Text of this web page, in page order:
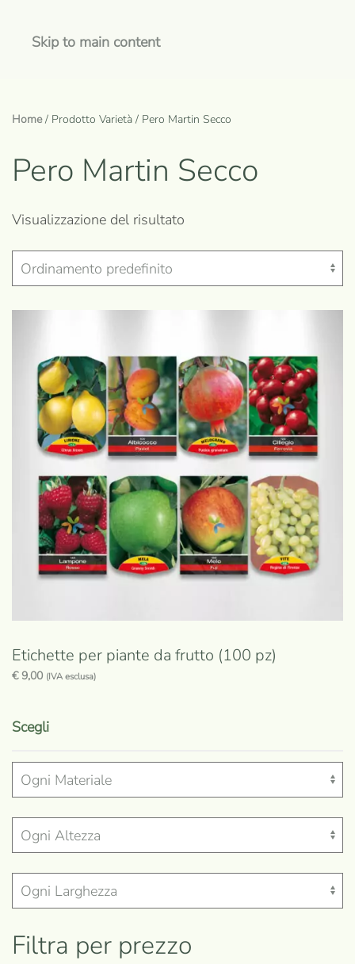
Skip to main content
Home/ Prodotto Varietà / Pero Martin Secco
Pero Martin Secco
Visualizzazione del risultato
Etichette per piante da frutto (100 pz)
€9,00 (IVA esclusa)
Scegliprodotto
più
varianti.
Le
opzioni
possono
essere
scelte
pagina
Filtra per prezzo